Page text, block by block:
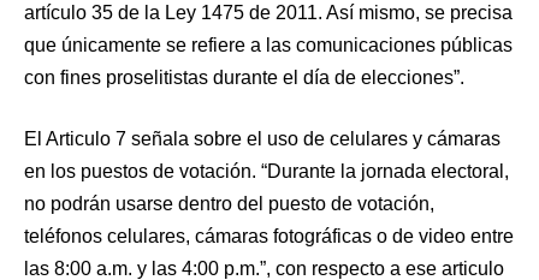
artículo 35 de la Ley 1475 de 2011. Así mismo, se precisa
que únicamente se refiere a las comunicaciones públicas
con fines proselitistas durante el día de elecciones”.
El Articulo 7 señala sobre el uso de celulares y cámaras
en los puestos de votación. “Durante la jornada electoral,
no podrán usarse dentro del puesto de votación,
teléfonos celulares, cámaras fotográficas o de video entre
las 8:00 a.m. y las 4:00 p.m.”, con respecto a ese articulo